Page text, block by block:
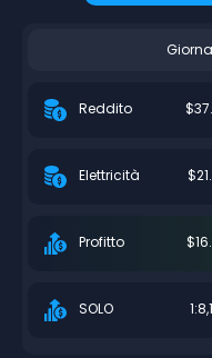
Reddito
Elettricità
Profitto
SOLO